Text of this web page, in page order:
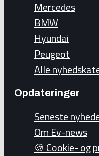
Mercedes
BMW
Hyundai
Peugeot
Alle
Opdateringer
Seneste
Om Ev-news
🍪 Cookie- og